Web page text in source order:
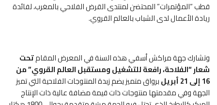
قطب “المؤتمرات” المحتضن لمنتدى القرض الفلاحي بالمغرب، لفائدة
ريادة الأعمال لدى الشباب بالعالم القروي.
وتشارك جهة مراكش أسفي هذه السنة في المعرض المقامتحت
شعار “الفلاحة، رافعة للتشغيل ومستقبل العالم القروي”من
16 إلى 21 أبريل
برواق متميز يضم زبدة المنتوجات الفلاحية التي تميز
الجهة وفي مقدمتها منتوجات ذات قيمة مضافة عالية ذات الإنتاج